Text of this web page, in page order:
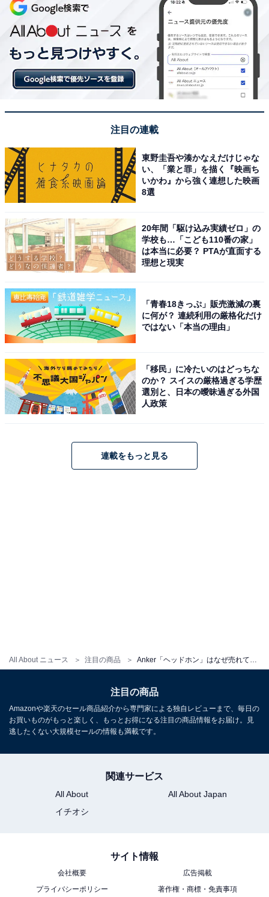
All About ニュース 注目の商品
こんな人におすすめ
はじめてノイズキャンセリングヘッドホンを試したい人
い人、音質を自分でカスタマイズしたい人にとっても、
この価格帯では選択肢として真っ先に検討してほしいモ
デルです。ただし電車の走行音など低周波ノイズの完全
遮断を期待する場合は、より上位モデルとの比較も検討
してみてください。
Anker Soundcore Q20i ホワイト
Amazonで見る
この記事の執筆者： All About ニュース お買
いもの部
る独自レビューなど、ここでしか手に入らない情報も満載です。
注目の連載
東野圭吾や湊かなえだけじゃな
い、「業と罪」を描く『映画ち
いかわ』から強く連想した映画
8選
20年間「駆け込み実績ゼロ」の
学校も…「こども110番の家」
は本当に必要？ PTAが直面する
理想と現実
「青春18きっぷ」販売激減の裏
に何が？ 連続利用の厳格化だけ
ではない「本当の理由」
「移民」に冷たいのはどっちな
のか？ スイスの厳格過ぎる学歴
選別と、日本の曖昧過ぎる外国
人政策
連載をもっと見る
注目の商品
Amazonや楽天のセール商品紹介から専門家による独自レビューまで、毎日の
お買いものがもっと楽しく、もっとお得になる注目の商品情報をお届け。見
逃したくない大規模セールの情報も満載です。
関連サービス
All About
All About Japan
イチオシ
サイト情報
会社概要
広告掲載
プライバシーポリシー
著作権・商標・免責事項